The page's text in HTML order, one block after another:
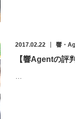
2017.02.22 響・
【響Agentの評